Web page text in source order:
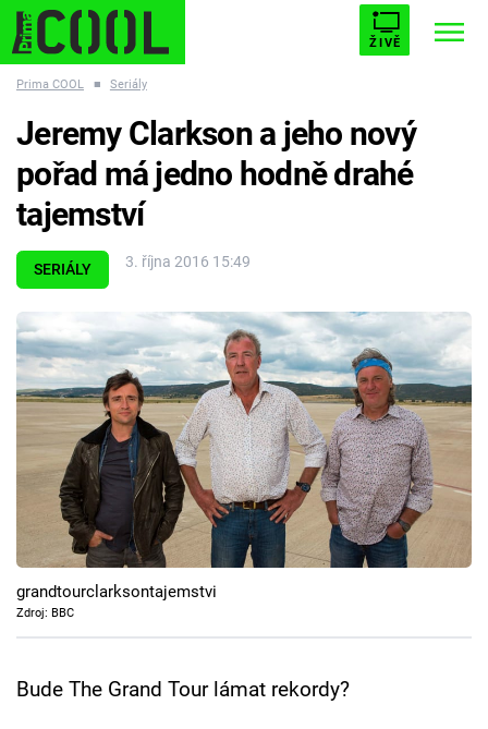
ŽIVĚ
ESCAPE PLNEJ KOTEL AVENGERS 5
Témata
Filmy
Seriály
Cool Esport
Pořady
TV Program
Prima COOL ■ Seriály
SERIÁLY 3. října 2016 15:49
Jeremy Clarkson a jeho nový
pořad má jedno hodně drahé
tajemství
grandtourclarksontajemstvi
Zdroj: BBC
Bude The Grand Tour lámat rekordy?